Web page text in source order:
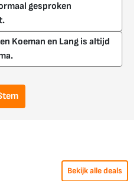
gesproken
Koeman en Lang is altijd
Bekijk alle deals